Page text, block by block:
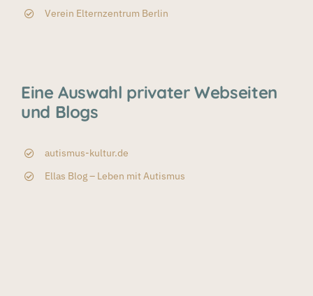
Verein Elternzentrum Berlin
Eine Auswahl privater Webseiten
und Blogs
autismus-kultur.de
Ellas Blog – Leben mit Autismus